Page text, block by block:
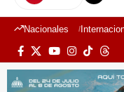
Nacionales